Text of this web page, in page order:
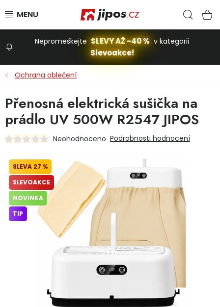
Stavba a dům
Dílna
Domácnost
Dětská hřiště
Autodoplňky
Vánoce
Nepromeškejte SLEVY AŽ -40 % v kategorii
Slevoakce!
Ochrana oblečení
Přenosná elektrická sušička na
prádlo UV 500W R2547 JIPOS
Neohodnoceno Podrobnosti hodnocení
27 %
SLEVOAKCE
NOVINKA
TIP